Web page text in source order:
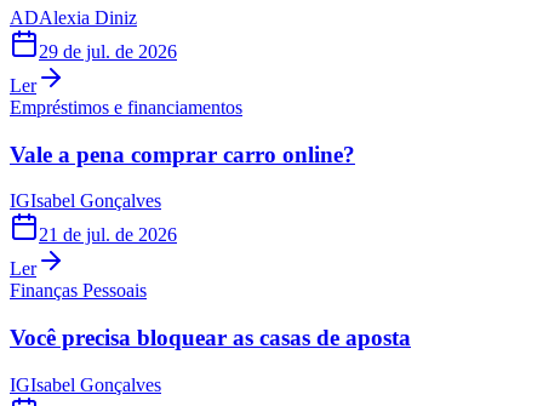
ADAlexia Diniz
29 de jul. de 2026
Ler
Empréstimos e financiamentos
Vale a pena comprar carro online?
IGIsabel Gonçalves
21 de jul. de 2026
Ler
Finanças Pessoais
Você precisa bloquear as casas de aposta
IGIsabel Gonçalves